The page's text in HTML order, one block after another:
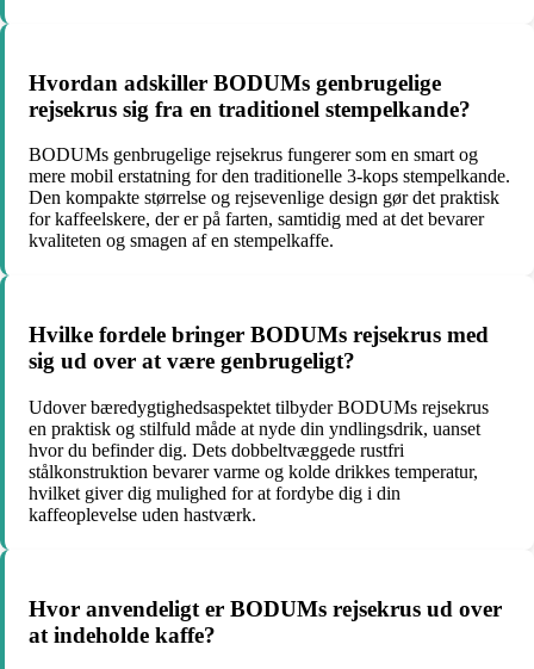
Hvordan adskiller BODUMs genbrugelige
rejsekrus sig fra en traditionel stempelkande?
BODUMs genbrugelige rejsekrus fungerer som en smart og
mere mobil erstatning for den traditionelle 3-kops stempelkande.
Den kompakte størrelse og rejsevenlige design gør det praktisk
for kaffeelskere, der er på farten, samtidig med at det bevarer
kvaliteten og smagen af en stempelkaffe.
Hvilke fordele bringer BODUMs rejsekrus med
sig ud over at være genbrugeligt?
Udover bæredygtighedsaspektet tilbyder BODUMs rejsekrus
en praktisk og stilfuld måde at nyde din yndlingsdrik, uanset
hvor du befinder dig. Dets dobbeltvæggede rustfri
stålkonstruktion bevarer varme og kolde drikkes temperatur,
hvilket giver dig mulighed for at fordybe dig i din
kaffeoplevelse uden hastværk.
Hvor anvendeligt er BODUMs rejsekrus ud over
at indeholde kaffe?